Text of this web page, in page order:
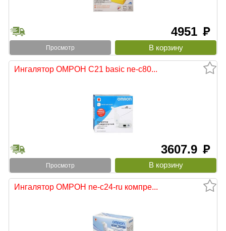
4951 руб
Просмотр
Ингалятор ОМРОН С21 basic ne-c80...
3607.9 руб
Просмотр
Ингалятор ОМРОН ne-c24-ru компре...